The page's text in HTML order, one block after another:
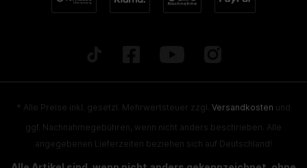
* Alle Preise inkl. gesetzl. Mehrwertsteuer zzgl. Versandkosten und
ggf. Nachnahmegebühren, wenn nicht anders beschrieben. Alle
angegebenen Lieferzeiten beziehen sich auf Deutschland!